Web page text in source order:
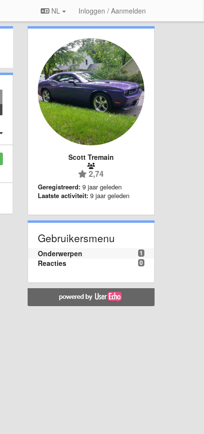
NL Inloggen / Aanmelden
Scott Tremain
2,74
Geregistreerd: 9 jaar geleden
Laatste activiteit: 9 jaar geleden
Gebruikersmenu
1
Onderwerpen
0
Reacties